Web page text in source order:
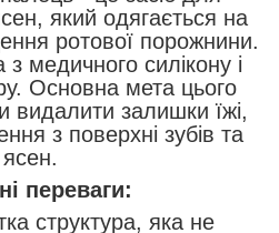
який одягається на
ротової порожнини.
медичного силікону і
Основна мета цього
видалити залишки їжі,
з поверхні зубів та
ясен.
переваги:
структура, яка не